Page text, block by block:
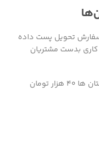
تحویل پست داده
در بازه زمانی 3 تا 7 روز کاری بدست مشتریان
هزینه ارسال سفارشات برای شهرستان ها 40 هزار تومان